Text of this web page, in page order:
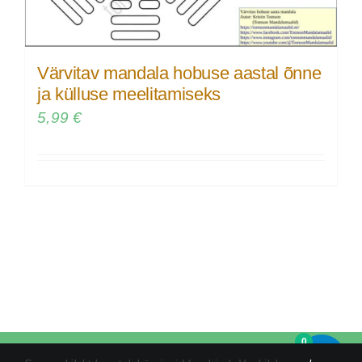
Värvitav mandala hobuse aastal õnne
ja külluse meelitamiseks
5,99€
+372 5846 1186 kristin@tomsonmandalamaalid.ee
0